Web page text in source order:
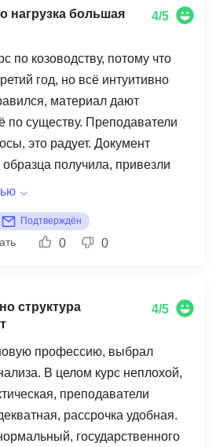
хорошая. Спасибо вам
нагрузка большая 4/5
по козоводству, потому что
год, но всё интуитивно
материал дают
по существу. Преподаватели
это радует. Документ
образца получила, привезли
- это вообще приятно было.
после дежурств сил нет, а
надо. Несколько раз не
напряжённая - учтите
стоящий, многое узнала
зимой, профилактику
теперь на практике.
Подтверждён
0 0
структура
4/5
профессию, выбрал
В целом курс неплохой,
преподаватели
рассрочка удобная.
государственного